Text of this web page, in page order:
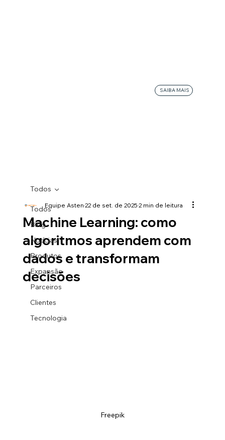
SAIBA MAIS
Todos
Blog
Notícias
Produtos
Expansão
Parceiros
Clientes
Tecnologia
Todos
Machine Learning: como
algoritmos aprendem com
dados e transformam
decisões
Equipe Asten22 de set. de 20252 min de leitura
Freepik